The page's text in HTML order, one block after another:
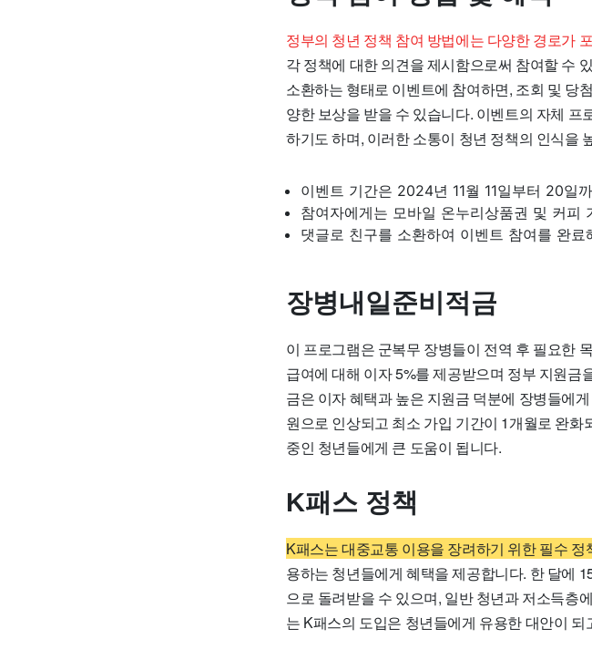
정부의 청년 정책 참여 방법에는 다양한 경로가
각 정책에 대한 의견을 제시함으로써 참여할 수
소환하는 형태로 이벤트에 참여하면, 조회 및 당
양한 보상을 받을 수 있습니다. 이벤트의 자체
하기도 하며, 이러한 소통이 청년 정책의 인식을
이벤트 기간은 2024년 11월 11일부터 20일
참여자에게는 모바일 온누리상품권 및 커피
댓글로 친구를 소환하여 이벤트 참여를 완료
장병내일준비적금
이 프로그램은 군복무 장병들이 전역 후 필요한
급여에 대해 이자 5%를 제공받으며 정부 지원금
금은 이자 혜택과 높은 지원금 덕분에 장병들에
원으로 인상되고 최소 가입 기간이 1개월로 완
중인 청년들에게 큰 도움이 됩니다.
K패스 정책
K패스는 대중교통 이용을 장려하기 위한 필수 정
용하는 청년들에게 혜택을 제공합니다. 한 달에
으로 돌려받을 수 있으며, 일반 청년과 저소득층
는 K패스의 도입은 청년들에게 유용한 대안이 되